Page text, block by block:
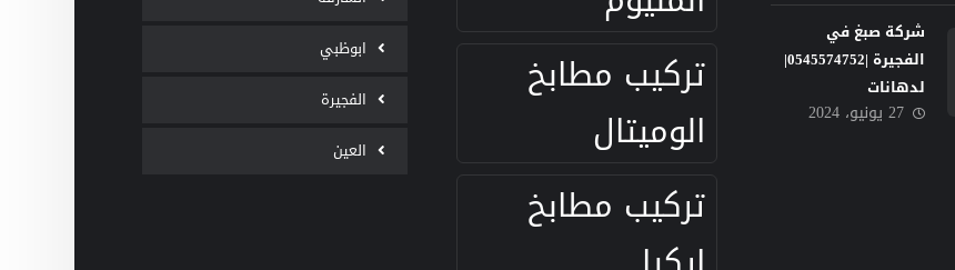
شركة صبغ في
الفجيرة |0545574752|
لدهانات
27 يونيو، 2024
تركيب مطابخ
الوميتال
تركيب مطابخ
ابوظبي
الفجيرة
العين